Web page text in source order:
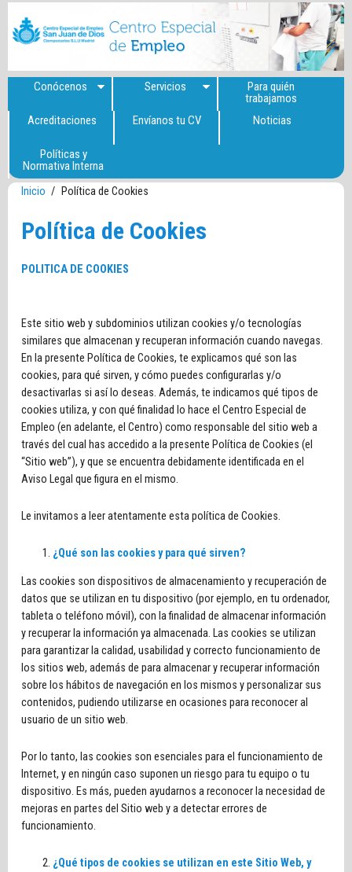
Conócenos Servicios
Para quién
trabajamos
Acreditaciones
Envíanos tu CV Noticias
Políticas y
Normativa Interna
Inicio / Política de Cookies
Política de Cookies
POLITICA DE COOKIES
Este sitio web y subdominios utilizan cookies y/o tecnologías
similares que almacenan y recuperan información cuando navegas.
En la presente Política de Cookies, te explicamos qué son las
cookies, para qué sirven, y cómo puedes configurarlas y/o
desactivarlas si así lo deseas. Además, te indicamos qué tipos de
cookies utiliza, y con qué finalidad lo hace el Centro Especial de
Empleo (en adelante, el Centro) como responsable del sitio web a
través del cual has accedido a la presente Política de Cookies (el
“Sitio web”), y que se encuentra debidamente identificada en el
Aviso Legal que figura en el mismo.
Le invitamos a leer atentamente esta política de Cookies.
¿Qué son las cookies y para qué sirven?
Las cookies son dispositivos de almacenamiento y recuperación de
datos que se utilizan en tu dispositivo (por ejemplo, en tu ordenador,
tableta o teléfono móvil), con la finalidad de almacenar información
y recuperar la información ya almacenada. Las cookies se utilizan
para garantizar la calidad, usabilidad y correcto funcionamiento de
los sitios web, además de para almacenar y recuperar información
sobre los hábitos de navegación en los mismos y personalizar sus
contenidos, pudiendo utilizarse en ocasiones para reconocer al
usuario de un sitio web.
Por lo tanto, las cookies son esenciales para el funcionamiento de
Internet, y en ningún caso suponen un riesgo para tu equipo o tu
dispositivo. Es más, pueden ayudarnos a reconocer la necesidad de
mejoras en partes del Sitio web y a detectar errores de
funcionamiento.
¿Qué tipos de cookies se utilizan en este Sitio Web, y